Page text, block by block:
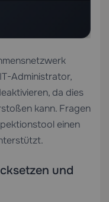
Administrator,
da dies
kann. Fragen
einen
und